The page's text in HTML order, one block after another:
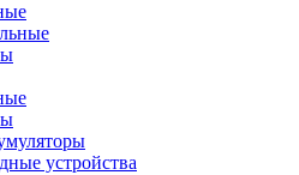
устройства